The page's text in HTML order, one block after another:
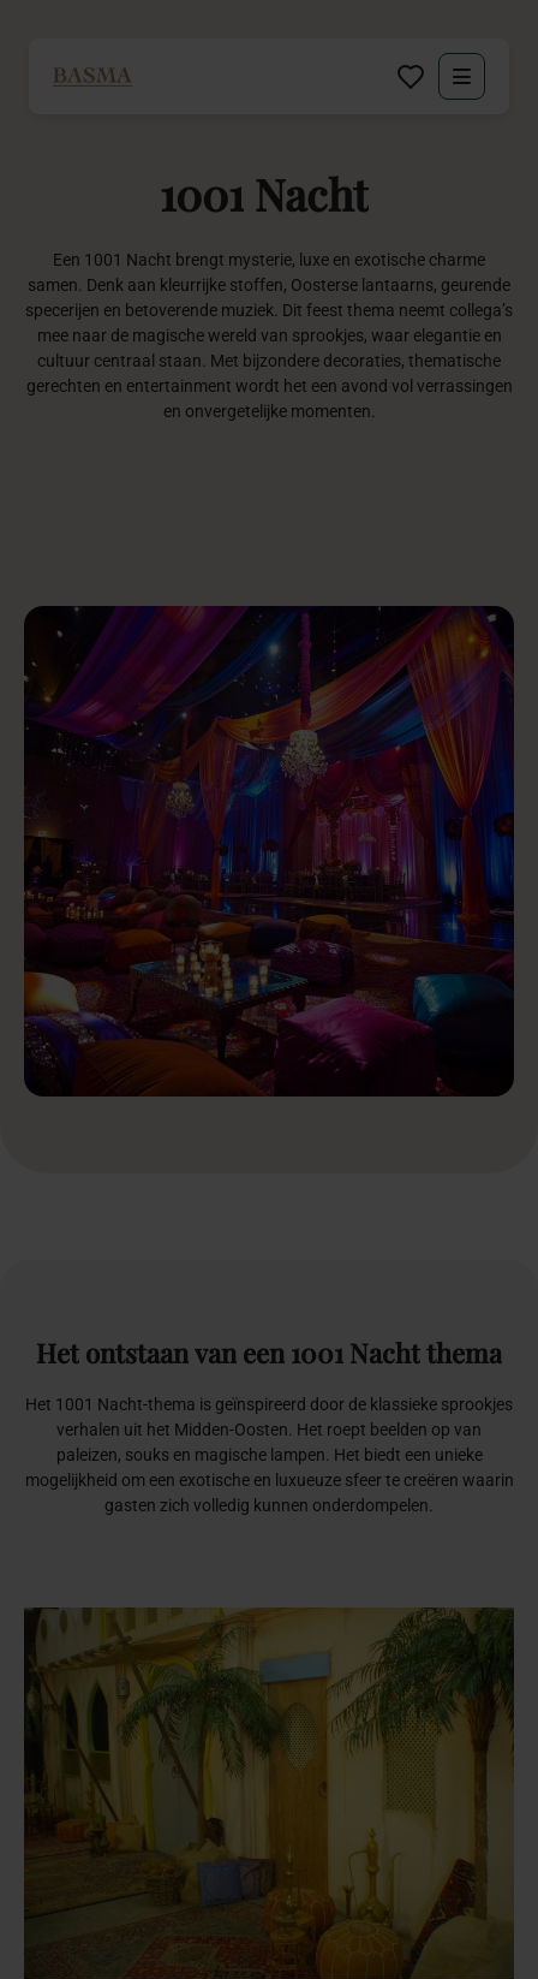
Decoratie huren
Inspiratie
Over BASMA
1001 Nacht
Een 1001 Nacht brengt mysterie, luxe en exotische charme
samen. Denk aan kleurrijke stoffen, Oosterse lantaarns, geurende
specerijen en betoverende muziek. Dit feest thema neemt collega’s
mee naar de magische wereld van sprookjes, waar elegantie en
cultuur centraal staan. Met bijzondere decoraties, thematische
gerechten en entertainment wordt het een avond vol verrassingen
en onvergetelijke momenten.
Het ontstaanvan een 1001 Nachtthema
Het 1001 Nacht-thema is geïnspireerd door de klassieke sprookjes
verhalen uit het Midden-Oosten. Het roept beelden op van
paleizen, souks en magische lampen. Het biedt een unieke
mogelijkheid om een exotische en luxueuze sfeer te creëren waarin
gasten zich volledig kunnen onderdompelen.